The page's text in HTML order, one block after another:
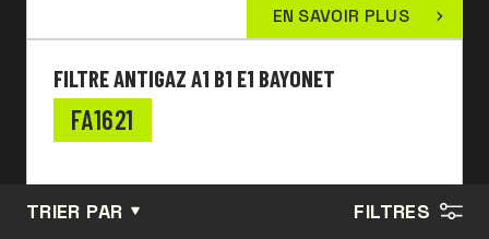
TRIER PAR FILTRES
EN SAVOIR PLUS
FILTRE ANTIGAZ A1 B1 E1 BAYONET
FA1621